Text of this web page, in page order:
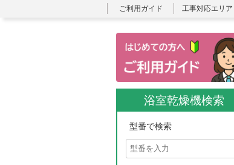
ご利用ガイド 工事対応エリア
浴室乾燥機検索
型番で検索